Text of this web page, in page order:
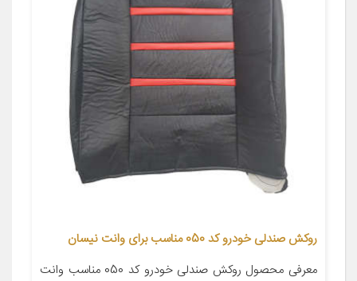
روکش صندلی خودرو کد 050 مناسب برای وانت نیسان
معرفی محصول روکش صندلی خودرو کد 050 مناسب وانت